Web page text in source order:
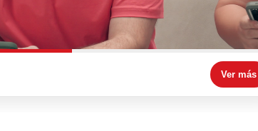
Ver más